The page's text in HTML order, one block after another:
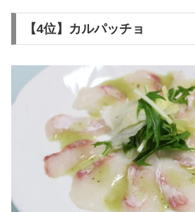
【4位】カルパッチョ